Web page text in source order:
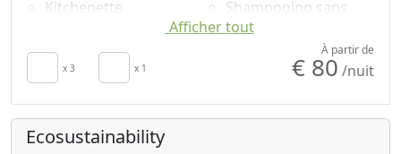
Kitchenette
Towels
Cooking utensils
Shampooing sans
plastique, pas de
doses uniques
Afficher tout
x 3 x 1
À partir de
€ 80 /nuit
Ecosustainability